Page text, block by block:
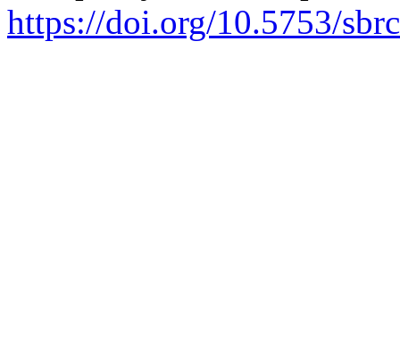
https://doi.org/10.5753/